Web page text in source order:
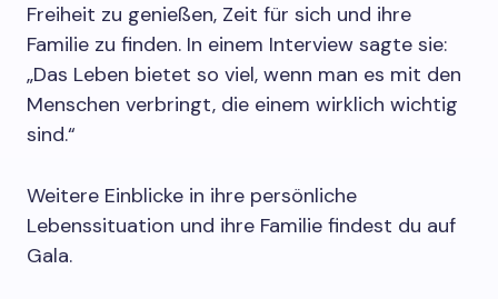
Freiheit zu genießen, Zeit für sich und ihre
Familie zu finden. In einem Interview sagte sie:
„Das Leben bietet so viel, wenn man es mit den
Menschen verbringt, die einem wirklich wichtig
sind.“
Weitere Einblicke in ihre persönliche
Lebenssituation und ihre Familie findest du auf
Gala.